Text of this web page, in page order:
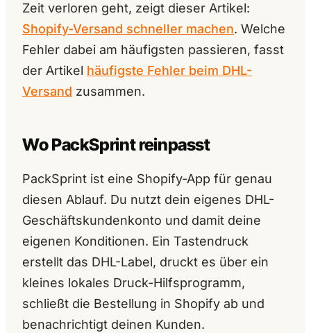
Zeit verloren geht, zeigt dieser Artikel:
Shopify-Versand schneller machen. Welche
Fehler dabei am häufigsten passieren, fasst
der Artikel häufigste Fehler beim DHL-
Versand zusammen.
Wo PackSprint reinpasst
PackSprint ist eine Shopify-App für genau
diesen Ablauf. Du nutzt dein eigenes DHL-
Geschäftskundenkonto und damit deine
eigenen Konditionen. Ein Tastendruck
erstellt das DHL-Label, druckt es über ein
kleines lokales Druck-Hilfsprogramm,
schließt die Bestellung in Shopify ab und
benachrichtigt deinen Kunden.